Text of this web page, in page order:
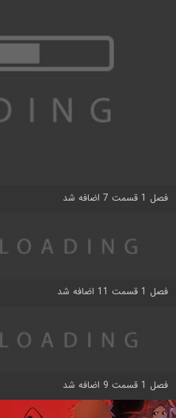
فصل 1 قسمت 7 اضافه شد
فصل 1 قسمت 11 اضافه شد
فصل 1 قسمت 9 اضافه شد